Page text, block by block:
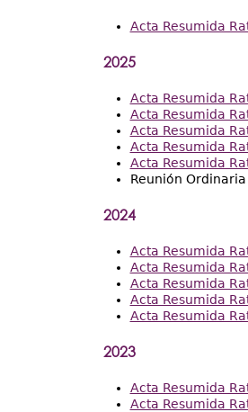
Acta Resumida
2025
Acta Resumida
Acta Resumida
Acta Resumida
Acta Resumida
Acta Resumida
Reunión
2024
Acta Resumida
Acta Resumida
Acta Resumida
Acta Resumida
Acta Resumida
2023
Acta Resumida
Acta Resumida